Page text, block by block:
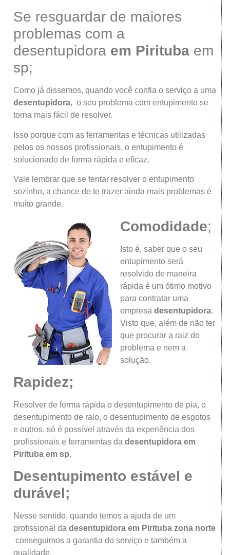
Se resguardar de maiores
problemas com a
desentupidora em Pirituba em
sp;
Como já dissemos, quando você confia o serviço a uma
desentupidora, o seu problema com entupimento se
torna mais fácil de resolver.
Isso porque com as ferramentas e técnicas utilizadas
pelos os nossos profissionais, o entupimento é
solucionado de forma rápida e eficaz.
Vale lembrar que se tentar resolver o entupimento
sozinho, a chance de te trazer ainda mais problemas é
muito grande.
Comodidade;
Isto é, saber que o seu
entupimento será
resolvido de maneira
rápida é um ótimo motivo
para contratar uma
empresa desentupidora.
Visto que, além de não ter
que procurar a raiz do
problema e nem a
solução.
Rapidez;
Resolver de forma rápida o desentupimento de pia, o
desentupimento de ralo, o desentupimento de esgotos
e outros, só é possível através da experiência dos
profissionais e ferramentas da desentupidora em
Pirituba em sp.
Desentupimento estável e
durável;
Nesse sentido, quando temos a ajuda de um
profissional da desentupidora em Pirituba zona norte
conseguimos a garantia do serviço e também a
qualidade.